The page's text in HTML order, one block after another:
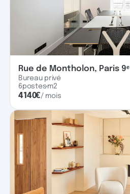
Rue de Montholon, Paris 9ᵉ
Bureau privé
6postesm2
4140€/ mois